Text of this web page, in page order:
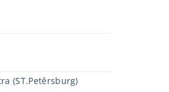
(ST.Petěrsburg)